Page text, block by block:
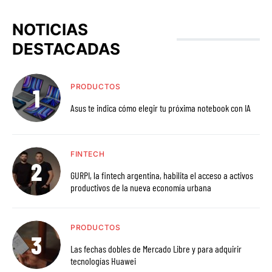
NOTICIAS
DESTACADAS
PRODUCTOS
Asus te indica cómo elegir tu próxima notebook con IA
FINTECH
GURPI, la fintech argentina, habilita el acceso a activos
productivos de la nueva economía urbana
PRODUCTOS
Las fechas dobles de Mercado Libre y para adquirir
tecnologías Huawei